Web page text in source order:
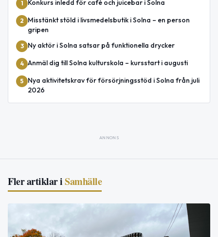
1 Konkurs inledd för café och juicebar i Solna
2
Misstänkt stöld i livsmedelsbutik i Solna – en person
gripen
3 Ny aktör i Solna satsar på funktionella drycker
4 Anmäl dig till Solna kulturskola – kursstart i augusti
5
Nya aktivitetskrav för försörjningsstöd i Solna från juli
2026
ANNONS
Fler artiklar iSamhälle